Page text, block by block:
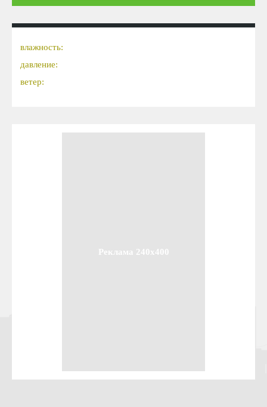
влажность:
давление:
ветер:
Реклама 240x400